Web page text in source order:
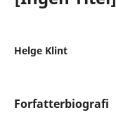
Helge Klint
Forfatterbiografi